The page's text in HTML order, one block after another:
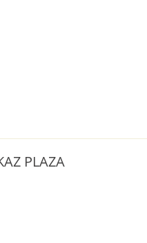
PLAZA